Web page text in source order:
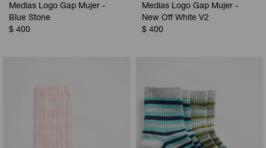
Medias Logo Gap Mujer -
Blue Stone
$ 400
Medias Logo Gap Mujer -
New Off White V2
$ 400